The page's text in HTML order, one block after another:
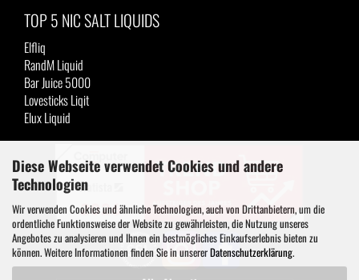
Diese Webseite verwendet Cookies und andere
Technologien
Wir verwenden Cookies und ähnliche Technologien, auch von Drittanbietern, um die
ordentliche Funktionsweise der Website zu gewährleisten, die Nutzung unseres
Angebotes zu analysieren und Ihnen ein bestmögliches Einkaufserlebnis bieten zu
können. Weitere Informationen finden Sie in unsererDatenschutzerklärung.
TOP 5 NIC SALT LIQUIDS
Elfliq
RandM Liquid
Bar Juice 5000
Lovesticks Liqit
Elux Liquid